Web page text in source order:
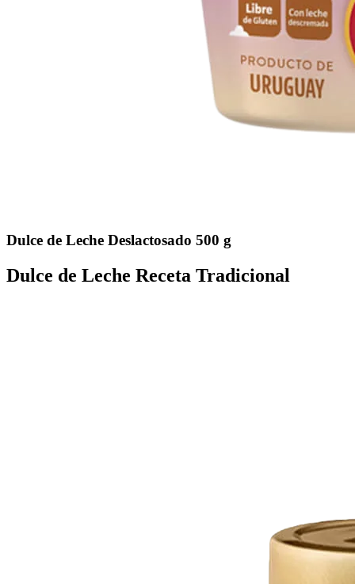
Dulce de Leche Deslactosado 500 g
Dulce de Leche Receta Tradicional